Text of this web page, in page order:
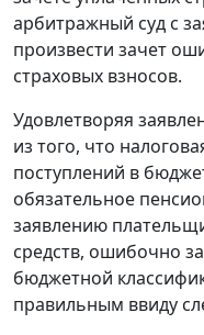
арбитражный суд с
произвести зачет
страховых взносов.
Удовлетворяя
из того, что
поступлений в
обязательное
заявлению
средств, ошибочно
бюджетной
правильным ввиду